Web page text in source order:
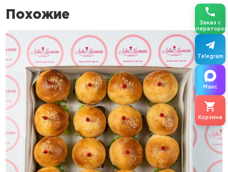
Похожие
Заказ с
оператором
Telegram
Макс
Корзина